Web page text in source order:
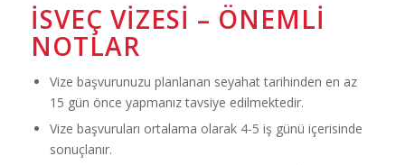
İSVEÇ VIZESI – ÖNEMLI
NOTLAR
Vize başvurunuzu planlanan seyahat tarihinden en az
15 gün önce yapmanız tavsiye edilmektedir.
Vize başvuruları ortalama olarak 4-5 iş günü içerisinde
sonuçlanır.